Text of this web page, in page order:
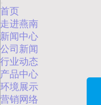
首页
走进燕南
新闻中心
公司新闻
行业动态
产品中心
环境展示
营销网络